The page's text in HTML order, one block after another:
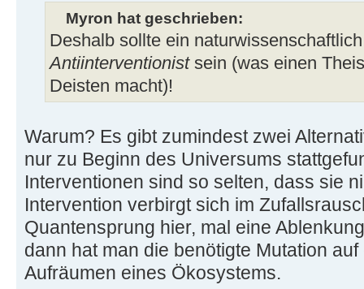
Myron hat geschrieben:
Deshalb sollte ein
Antiinterventionistsein (was einen
Deisten macht)!
Warum? Es gibt zumindest zwei
nur zu Beginn des Universums
Interventionen sind so selten, dass sie
Intervention verbirgt sich im
Quantensprung hier, mal eine
dann hat man die benötigte Mutation
Aufräumen eines Ökosystems.